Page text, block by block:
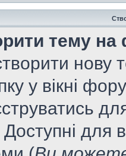
тему на
нову
у вікні
для